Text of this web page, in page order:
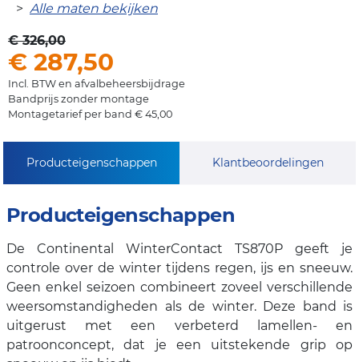
> Alle maten bekijken
€ 326,00
€ 287,50
Incl. BTW en afvalbeheersbijdrage
Bandprijs zonder montage
Montagetarief per band € 45,00
Producteigenschappen Klantbeoordelingen
Producteigenschappen
De Continental WinterContact TS870P geeft je
controle over de winter tijdens regen, ijs en sneeuw.
Geen enkel seizoen combineert zoveel verschillende
weersomstandigheden als de winter. Deze band is
uitgerust met een verbeterd lamellen- en
patroonconcept, dat je een uitstekende grip op